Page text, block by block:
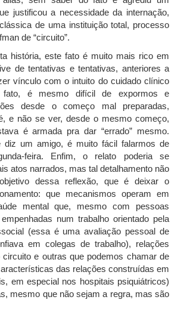
justificou a necessidade da internação,
de uma instituição total, processo
de “circuito”.
história, este fato é muito mais rico em
de tentativas e tentativas, anteriores a
vínculo com o intuito do cuidado clínico
é mesmo difícil de expormos e
desde o começo mal preparadas,
e não se ver, desde o mesmo começo,
é armada pra dar “errado” mesmo.
diz um amigo, é muito fácil falarmos de
feira. Enfim, o relato poderia se
atos narrados, mas tal detalhamento não
dessa reflexão, que é deixar o
que mecanismos operam em
mental que, mesmo com pessoas
num trabalho orientado pela
(essa é uma avaliação pessoal de
em colegas de trabalho), relações
e outras que podemos chamar de
das relações construídas em
em especial nos hospitais psiquiátricos)
mesmo que não sejam a regra, mas são